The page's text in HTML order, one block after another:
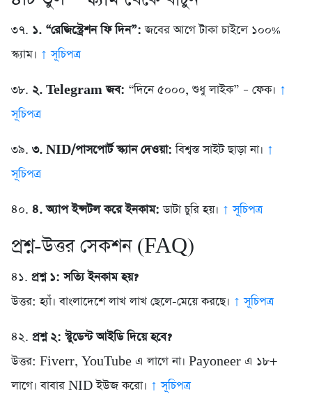
৩৭. ১. “রেজিস্ট্রেশন ফি দিন”: জবের আগে টাকা চাইলে ১০০%
স্ক্যাম। ↑ সূচিপত্র
৩৮. ২. Telegram জব: “দিনে ৫০০০, শুধু লাইক” – ফেক। ↑
সূচিপত্র
৩৯. ৩. NID/পাসপোর্ট স্ক্যান দেওয়া: বিশ্বস্ত সাইট ছাড়া না। ↑
সূচিপত্র
৪০. ৪. অ্যাপ ইন্সটল করে ইনকাম: ডাটা চুরি হয়। ↑ সূচিপত্র
প্রশ্ন-উত্তর সেকশন (FAQ)
৪১. প্রশ্ন ১: সত্যি ইনকাম হয়?
উত্তর: হ্যাঁ। বাংলাদেশে লাখ লাখ ছেলে-মেয়ে করছে। ↑ সূচিপত্র
৪২. প্রশ্ন ২: স্টুডেন্ট আইডি দিয়ে হবে?
উত্তর: Fiverr, YouTube এ লাগে না। Payoneer এ ১৮+
লাগে। বাবার NID ইউজ করো। ↑ সূচিপত্র